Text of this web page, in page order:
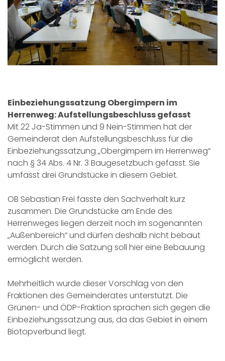
Einbeziehungssatzung Obergimpern im
Herrenweg: Aufstellungsbeschluss gefasst
Mit 22 Ja-Stimmen und 9 Nein-Stimmen hat der
Gemeinderat den Aufstellungsbeschluss für die
Einbeziehungssatzung „Obergimpern im Herrenweg“
nach § 34 Abs. 4 Nr. 3 Baugesetzbuch gefasst. Sie
umfasst drei Grundstücke in diesem Gebiet.
OB Sebastian Frei fasste den Sachverhalt kurz
zusammen. Die Grundstücke am Ende des
Herrenweges liegen derzeit noch im sogenannten
„Außenbereich“ und dürfen deshalb nicht bebaut
werden. Durch die Satzung soll hier eine Bebauung
ermöglicht werden.
Mehrheitlich wurde dieser Vorschlag von den
Fraktionen des Gemeinderates unterstützt. Die
Grünen- und ÖDP-Fraktion sprachen sich gegen die
Einbeziehungssatzung aus, da das Gebiet in einem
Biotopverbund liegt.